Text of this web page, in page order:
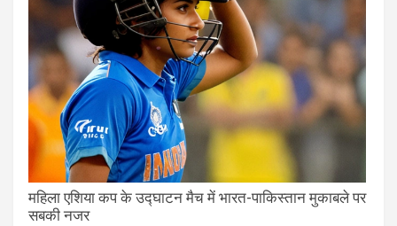
महिला एशिया कप के उद्घाटन मैच में भारत-पाकिस्तान मुकाबले पर
सबकी नजर